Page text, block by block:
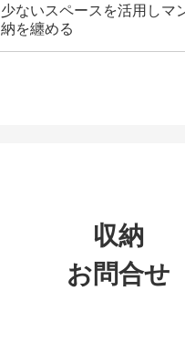
少ないスペースを活用しマ
納を纏める
収納
お問合せ